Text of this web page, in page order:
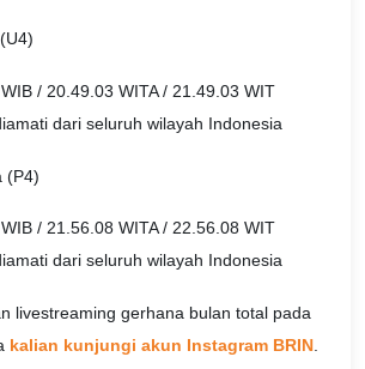
/ 20.49.03 WITA / 21.49.03 WIT
dari seluruh wilayah Indonesia
(P4)
/ 21.56.08 WITA / 22.56.08 WIT
dari seluruh wilayah Indonesia
livestreaming gerhana bulan total pada
kalian kunjungi akun Instagram BRIN.